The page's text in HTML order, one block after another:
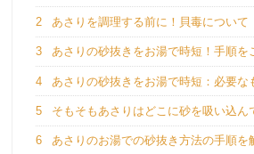
2 あさりを調理する前に！貝毒について
3 あさりの砂抜きをお湯で時短！手順を
4 あさりの砂抜きをお湯で時短：必要な
5 そもそもあさりはどこに砂を吸い込ん
6 あさりのお湯での砂抜き方法の手順を